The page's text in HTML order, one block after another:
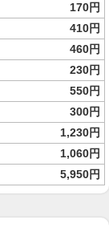
170円
410円
460円
230円
550円
300円
1,230円
1,060円
5,950円